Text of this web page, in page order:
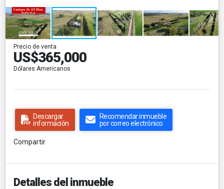
Precio de venta
US$365,000
Dólares Americanos
Descargar
información
Recomendar inmueble
por correo electrónico
Compartir
Detalles del inmueble